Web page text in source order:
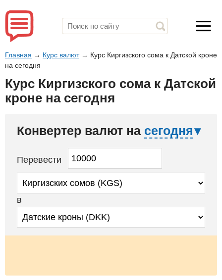
Главная → Курс валют→ Курс Киргизского сома к Датской кроне
на сегодня
Курс Киргизского сома к Датской
кроне на сегодня
Конвертер валют на сегодня
Перевести
в